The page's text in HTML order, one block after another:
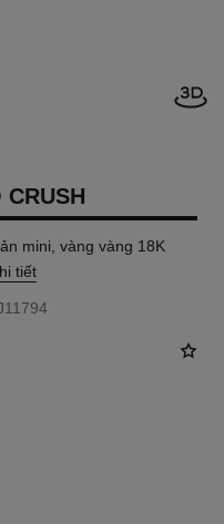
Mở
CRUSH
mini, vàng vàng 18K
tiết